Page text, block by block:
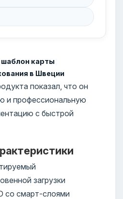
карты
в Швеции
показал, что он
и профессиональную
с быстрой
загрузки
со смарт-слоями